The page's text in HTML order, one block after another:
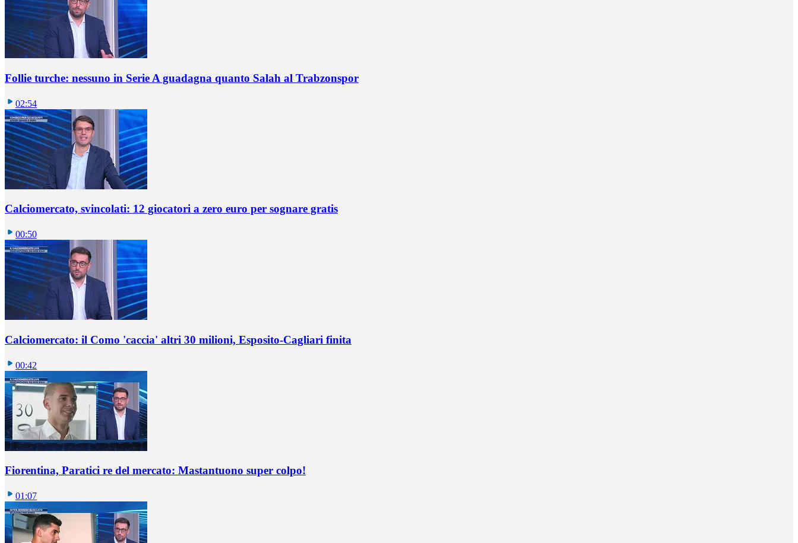
Follie turche: nessuno in Serie A guadagna quanto Salah al Trabzonspor
02:54
Calciomercato, svincolati: 12 giocatori a zero euro per sognare gratis
00:50
Calciomercato: il Como 'caccia' altri 30 milioni, Esposito-Cagliari finita
00:42
Fiorentina, Paratici re del mercato: Mastantuono super colpo!
01:07